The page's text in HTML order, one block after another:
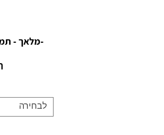
-מלאך -
לבחירה